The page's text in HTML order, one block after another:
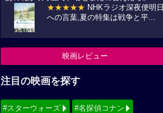
★★★★★ NHKラジオ深夜便明日
への言葉,夏の特集は戦争と平...
映画レビュー
注目の映画を探す
#スターウォーズ #名探偵コナン